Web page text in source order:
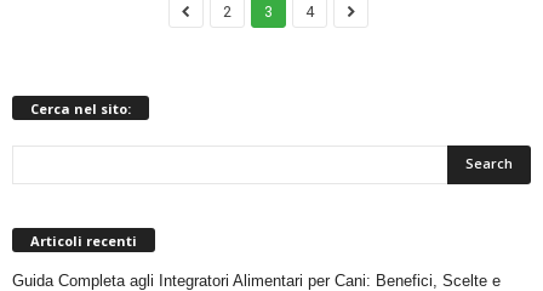
2 3 4
Cerca nel sito:
Articoli recenti
Guida Completa agli Integratori Alimentari per Cani: Benefici, Scelte e